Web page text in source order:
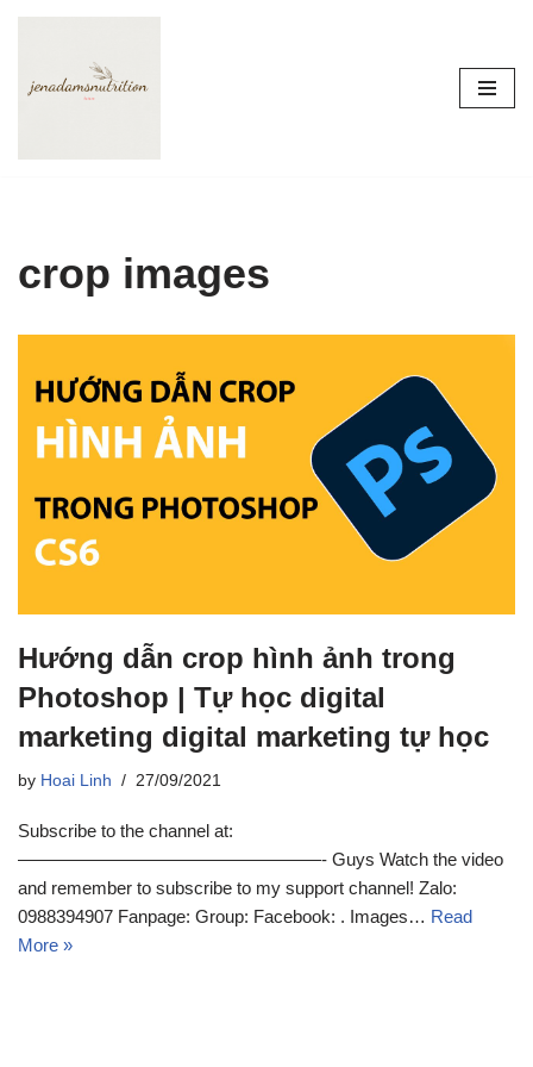
to
crop images
Hướng dẫn crop hình ảnh trong
Photoshop | Tự học digital
marketing digital marketing tự học
by Hoai Linh 27/09/2021
Subscribe to the channel at:
—————————————————- Guys Watch the video
and remember to subscribe to my support channel! Zalo:
0988394907 Fanpage: Group: Facebook: . Images… Read
More »